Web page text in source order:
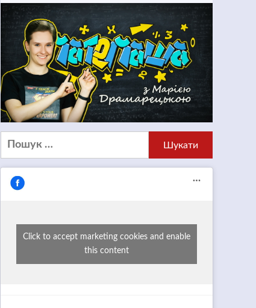
Пошук:
Click to accept marketing cookies and enable
this content